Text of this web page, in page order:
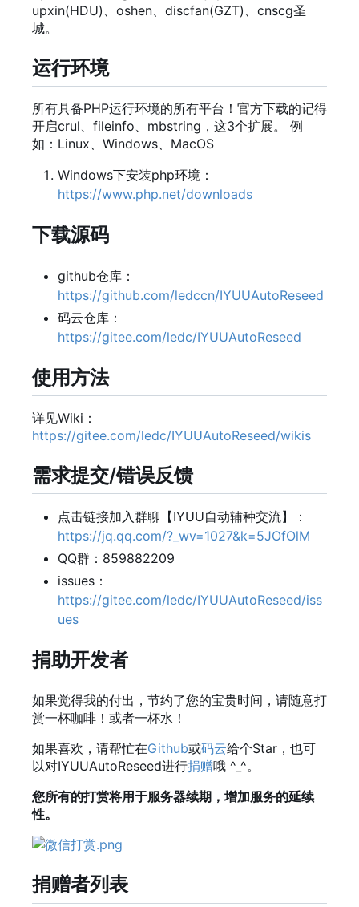
upxin(HDU)、oshen、discfan(GZT)、cnscg圣
城。
运行环境
所有具备PHP运行环境的所有平台！官方下载的记得
开启crul、fileinfo、mbstring，这3个扩展。 例
如：Linux、Windows、MacOS
Windows下安装php环境：
https://www.php.net/downloads
下载源码
github仓库：
https://github.com/ledccn/IYUUAutoReseed
码云仓库：
https://gitee.com/ledc/IYUUAutoReseed
使用方法
详见Wiki ：
https://gitee.com/ledc/IYUUAutoReseed/wikis
需求提交/错误反馈
点击链接加入群聊【IYUU自动辅种交流】：
https://jq.qq.com/?_wv=1027&k=5JOfOlM
QQ群：859882209
issues ：
https://gitee.com/ledc/IYUUAutoReseed/iss
ues
捐助开发者
如果觉得我的付出，节约了您的宝贵时间，请随意打
赏一杯咖啡！或者一杯水！
如果喜欢，请帮忙在Github或码云给个Star，也可
以对IYUUAutoReseed进行捐赠哦 ^_^。
您所有的打赏将用于服务器续期，增加服务的延续
性。
捐赠者列表